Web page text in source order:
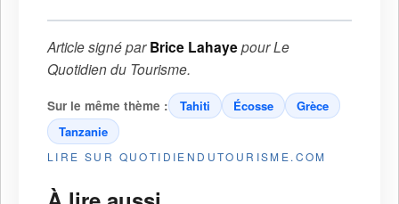
Article signé parBrice LahayepourLe
Quotidien du Tourisme.
Sur le même thème : Tahiti Écosse
Grèce
Tanzanie
LIRE SUR QUOTIDIENDUTOURISME.COM